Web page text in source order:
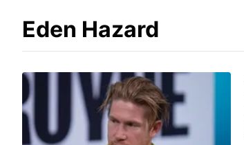
Eden Hazard